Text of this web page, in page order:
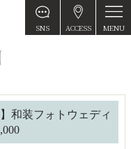
SNS ACCESS MENU
和装フォトウェディ